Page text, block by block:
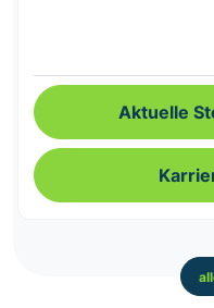
Aktuelle